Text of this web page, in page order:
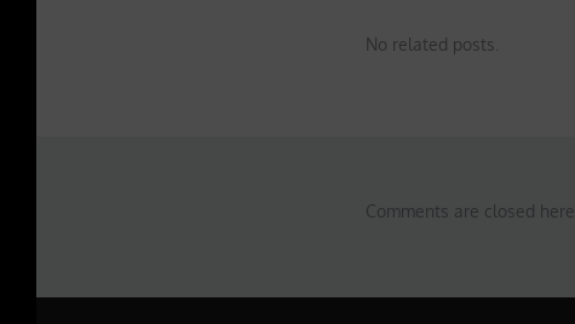
No related posts.
Comments are closed here.